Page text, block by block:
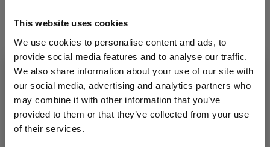
This website uses cookies
We use cookies to personalise content and ads, to
provide social media features and to analyse our traffic.
We also share information about your use of our site with
our social media, advertising and analytics partners who
may combine it with other information that you’ve
provided to them or that they’ve collected from your use
of their services.
Finals
Masato vs Andy Souwer
Kenmerken